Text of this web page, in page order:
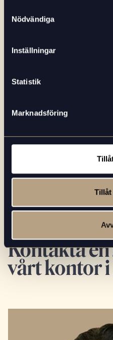
Nödvändiga
Inställningar
Statistik
Marknadsföring
Tillåt
Integritetspolicy.
Kontakta
vårt kontor